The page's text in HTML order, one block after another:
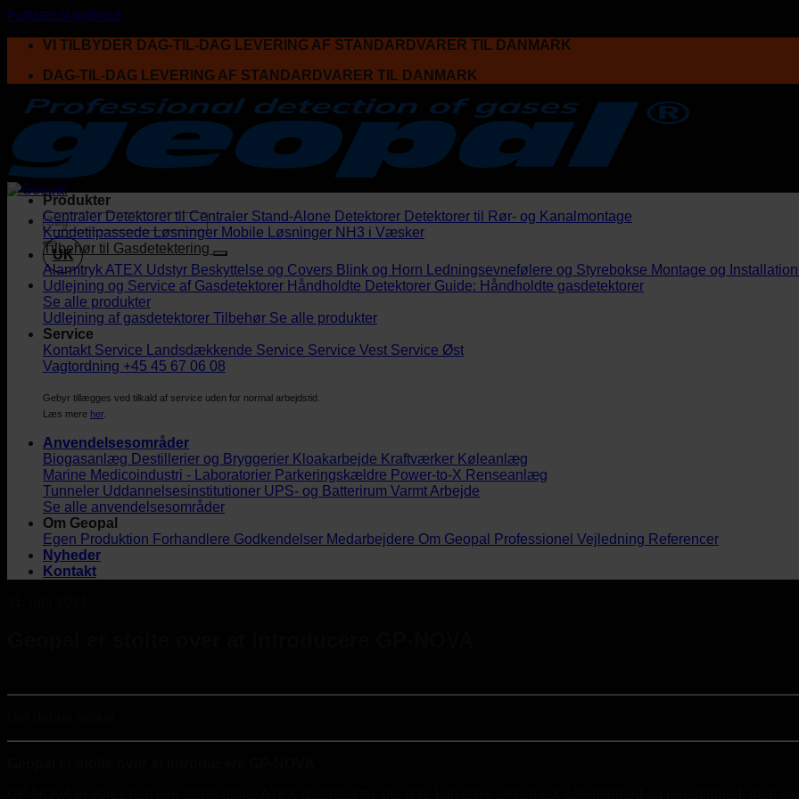
Fortsæt til indhold
VI TILBYDER DAG-TIL-DAG LEVERING AF STANDARDVARER TIL DANMARK
DAG-TIL-DAG LEVERING AF STANDARDVARER TIL DANMARK
UK
Produkter
Centraler Detektorer til Centraler Stand-Alone Detektorer Detektorer til Rør- og Kanalmontage
Kundetilpassede Løsninger Mobile Løsninger NH3 i Væsker
Tilbehør til Gasdetektering
AlarmtrykATEX Udstyr Beskyttelse og Covers Blink og Horn Ledningsevnefølere og Styrebokse Montage og Installation
Udlejning og Service af Gasdetektorer Håndholdte Detektorer Guide: Håndholdte gasdetektorer
Se alle produkter
Udlejning af gasdetektorer Tilbehør Se alle produkter
Service
Kontakt Service
Landsdækkende Service Service Vest Service Øst
Vagtordning +45 45 67 06 08
Gebyr tillægges ved tilkald af service uden for normal arbejdstid.
Læs mere her.
Anvendelsesområder
Biogasanlæg Destillerier og Bryggerier Kloakarbejde Kraftværker Køleanlæg
Marine Medicoindustri - Laboratorier Parkeringskældre Power-to-X Renseanlæg
Tunneler Uddannelsesinstitutioner UPS- og Batterirum Varmt Arbejde
Se alle anvendelsesområder
Om Geopal
Egen Produktion Forhandlere Godkendelser Medarbejdere Om Geopal Professionel Vejledning Referencer
Nyheder
Kontakt